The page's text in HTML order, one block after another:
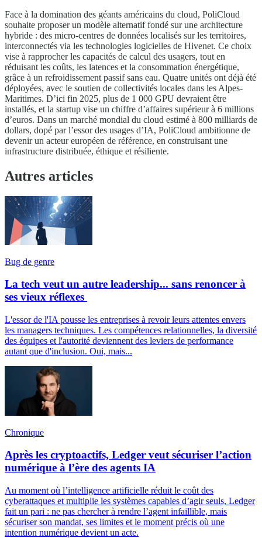
Face à la domination des géants américains du cloud, PoliCloud
souhaite proposer un modèle alternatif fondé sur une architecture
hybride : des micro-centres de données localisés sur les territoires,
interconnectés via les technologies logicielles de Hivenet. Ce choix
vise à rapprocher les capacités de calcul des usagers, tout en
réduisant les coûts, les latences et la consommation énergétique,
grâce à un refroidissement passif sans eau. Quatre unités ont déjà été
déployées, avec le soutien de collectivités locales dans les Alpes-
Maritimes. D’ici fin 2025, plus de 1 000 GPU devraient être
installés, et la startup vise un chiffre d’affaires supérieur à 6 millions
d’euros. Dans un marché mondial du cloud estimé à 800 milliards de
dollars, dopé par l’essor des usages d’IA, PoliCloud ambitionne de
devenir un acteur européen de référence, en construisant une
infrastructure distribuée, éthique et résiliente.
Autres articles
Bug de genre
La tech veut un autre leadership... sans renoncer à
ses vieux réflexes
L'essor de l'IA pousse les entreprises à revoir leurs attentes envers
les managers techniques. Les compétences relationnelles, la diversité
des équipes et l'autorité deviennent des leviers de performance
autant que d'inclusion. Oui, mais...
Chronique
Après les cryptoactifs, Ledger veut sécuriser l’action
numérique à l’ère des agents IA
Au moment où l’intelligence artificielle réduit le coût des
cyberattaques et multiplie les systèmes capables d’agir seuls, Ledger
fait un pari : ne pas chercher à rendre l’agent infaillible, mais
sécuriser son mandat, ses limites et le moment précis où une
intention numérique devient un acte.